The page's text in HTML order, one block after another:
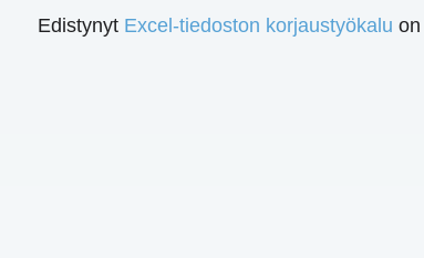
Edistynyt Excel-tiedoston korjaustyökalu